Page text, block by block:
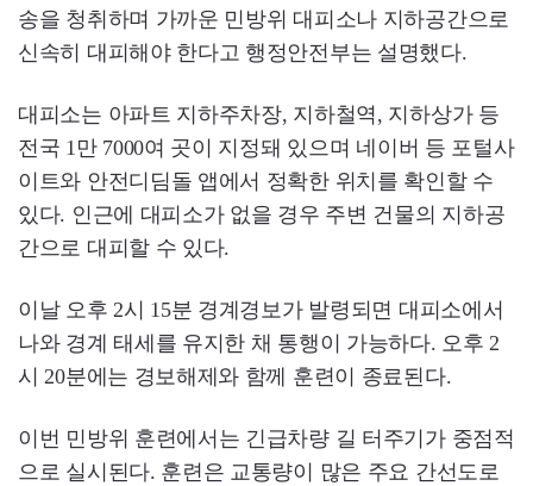
송을 청취하며 가까운 민방위 대피소나 지하공간으로
신속히 대피해야 한다고 행정안전부는 설명했다.
대피소는 아파트 지하주차장, 지하철역, 지하상가 등
전국 1만 7000여 곳이 지정돼 있으며 네이버 등 포털사
이트와 안전디딤돌 앱에서 정확한 위치를 확인할 수
있다. 인근에 대피소가 없을 경우 주변 건물의 지하공
간으로 대피할 수 있다.
이날 오후 2시 15분 경계경보가 발령되면 대피소에서
나와 경계 태세를 유지한 채 통행이 가능하다. 오후 2
시 20분에는 경보해제와 함께 훈련이 종료된다.
이번 민방위 훈련에서는 긴급차량 길 터주기가 중점적
으로 실시된다. 훈련은 교통량이 많은 주요 간선도로